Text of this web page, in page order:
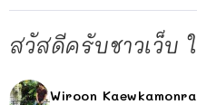
สวัสดีครับชาวเว็บ
Wiroon